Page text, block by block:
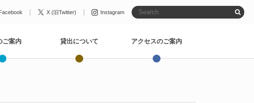
X (旧Twitter) Instagram
ご案内 貸出について アクセスのご案内